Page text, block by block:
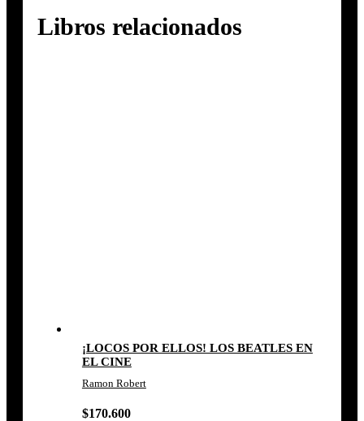
Libros relacionados
¡LOCOS POR ELLOS! LOS BEATLES EN
EL CINE
Ramon Robert
$170.600